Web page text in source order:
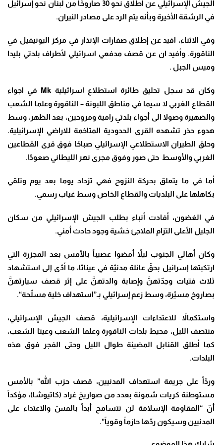
الجيش الإسرائيلي عن اطلاق نحو 30 صاروخًا من لبنان نحو إسرائيل
في الرشقة الأخيرة وبأنه يتم الرد على مصادر النيران.
وفي الاثناء، افيد عن إطلاق صفارات الإنذار في مركز اليونيفيل في
الناقورة. وأفيد ان عن قصف مدفعي اسرائيلي لأطراف بلدتي بليدا
وميس الجبل .
وكان قد سجل تحليق طائرة استطلاع اسرائيلية
في اجواء
القطاع الغربي لا سيما في مناطق اللبونة – الناقورة وعلما الشعب
والضهيرة وصولا الى أجواء بلدتي رامية ومروحين، بعد الظهر، وسط
هدوء حذر تشهده القرى الحدودية المتاخمة للاراضي الإسرائيلية.
وحلق الطيران الاستطلاعي الإسرائيلي صباحًا فوق قرى القطاعين
الغربي والأوسط حتى صور وفوق مجرى نهر الليطاني صعودًا.
أما في ما يتعلق بحركة النزوح فهي تزداد يوما بعد يوم وتلقي
بكاهلها على البلديات والقطاع الخاص وسط غياب رسمي.
في الغضون، أفادت أنباء بطلب الجيش الإسرائيلي من سكان
الجليل الأعلى التزام الملاجئ خشية وجود حادث أمني.
وكان أهالي الجنوب ليلاً أمضوا عصيباً بالأمس بعد المجزرة التي
ارتكبتها إسرائيل بحقّ عائلة مدنيّة في عيناثا، ما أدّى إلى استشهاد
ثلاث فتيات وجدّتهنَّ وإصابة والدتهنَّ على إثر قصف سيارتهنَّ
بصاروخ مسيّرة، وسط زعم إسرائيلي بـ”استهداف خلية مسلّحة“.
واستكمالاً للاعتداءات الإسرائيلية، قصف الجيش الإسرائيلي،
منتصف الليل، محيط بلدات الناقورة وعلما الشعب وعيتا الشعب،
كما أطلق القنابل المضيئة طوال الليل وحتى الفجر فوق هذه
البلدات.
وردّاً على جريمة استهداف المدنيين، قصف حزب الله” بالأمس
مستوطنة كريات شمونة بعدد من صواريخ غراد (كاتيوشا)، مؤكداً
أنّ “المقاومة الإسلامة لن تتسامح أبداً بالمسّ والاعتداء على
المدنيين وسيكون ردّها حازماً وقوياً”.